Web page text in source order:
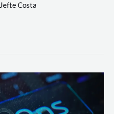
Jefte Costa